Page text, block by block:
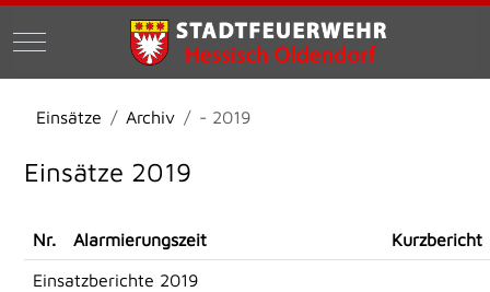
Mobile Menu Toggle
Einsätze Archiv - 2019
Einsätze 2019
Nr. Alarmierungszeit Kurzbericht
Einsatzberichte 2019